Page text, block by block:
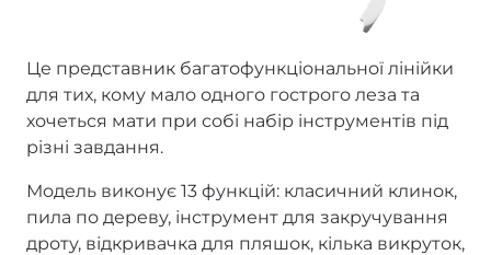
Це представник багатофункціональної лінійки
для тих, кому мало одного гострого леза та
хочеться мати при собі набір інструментів під
різні завдання.
Модель виконує 13 функцій: класичний клинок,
пила по дереву, інструмент для закручування
дроту, відкривачка для пляшок, кілька викруток,